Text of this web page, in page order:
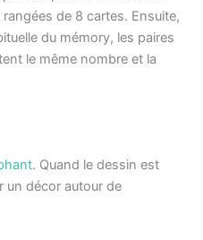
de 8 cartes. Ensuite,
du mémory, les paires
le même nombre et la
. Quand le dessin est
un décor autour de